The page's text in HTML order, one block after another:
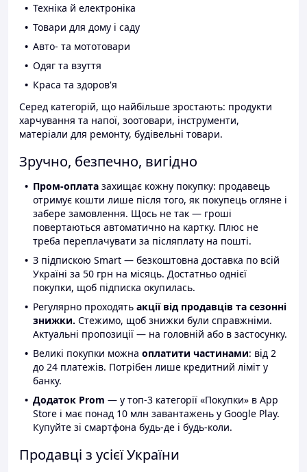
Техніка й електроніка
Товари для дому і саду
Авто- та мототовари
Одяг та взуття
Краса та здоров'я
Серед категорій, що найбільше зростають: продукти
харчування та напої, зоотовари, інструменти,
матеріали для ремонту, будівельні товари.
Зручно, безпечно, вигідно
Пром-оплата захищає кожну покупку: продавець
отримує кошти лише після того, як покупець огляне і
забере замовлення. Щось не так — гроші
повертаються автоматично на картку. Плюс не
треба переплачувати за післяплату на пошті.
З підпискою Smart — безкоштовна доставка по всій
Україні за 50 грн на місяць. Достатньо однієї
покупки, щоб підписка окупилась.
Регулярно проходять акції від продавців та сезонні
знижки. Стежимо, щоб знижки були справжніми.
Актуальні пропозиції — на головній або в застосунку.
Великі покупки можна оплатити частинами: від 2
до 24 платежів. Потрібен лише кредитний ліміт у
банку.
Додаток Prom — у топ-3 категорії «Покупки» в App
Store і має понад 10 млн завантажень у Google Play.
Купуйте зі смартфона будь-де і будь-коли.
Продавці з усієї України